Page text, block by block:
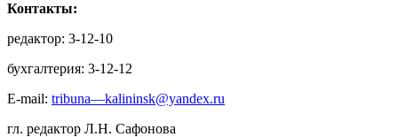
Контакты:
редактор: 3-12-10
бухгалтерия: 3-12-12
E-mail: tribuna—kalininsk@yandex.ru
гл. редактор Л.Н. Сафонова